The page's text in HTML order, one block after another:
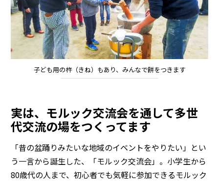
子ども用の杵（きね）もあり、みんなで餅をつきます
実は、モルック交流会を通して多世
代交流の場をつくってます
「昔の盆踊りみたいな地域のイベントをやりたい」とい
う一言から誕生した、「モルック交流会」。小学生から
80歳代の人まで、初心者でも気軽に参加できるモルック